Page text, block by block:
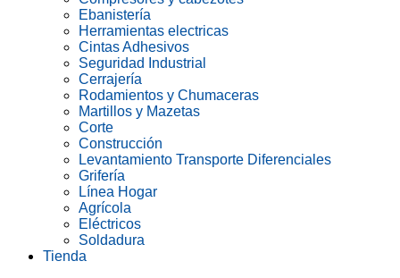
Ebanistería
Herramientas electricas
Cintas Adhesivos
Seguridad Industrial
Cerrajería
Rodamientos y Chumaceras
Martillos y Mazetas
Corte
Construcción
Levantamiento Transporte Diferenciales
Grifería
Línea Hogar
Agrícola
Eléctricos
Soldadura
Tienda